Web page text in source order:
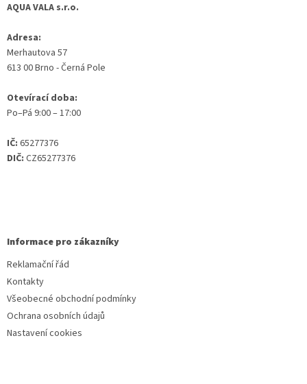
AQUA VALA s.r.o.
Adresa:
Merhautova 57
613 00 Brno - Černá Pole
Otevírací doba:
Po–Pá 9:00 – 17:00
IČ: 65277376
DIČ: CZ65277376
Informace pro zákazníky
Reklamační řád
Kontakty
Všeobecné obchodní podmínky
Ochrana osobních údajů
Nastavení cookies